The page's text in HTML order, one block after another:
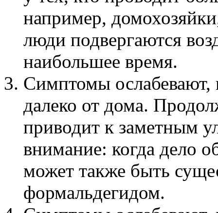
например,
люди подвергаются
наибольшее время.
Симптомы ослабевают,
далеко от дома.
приводит к заметным
внимание: когда дело
может также быть
формальдегидом.